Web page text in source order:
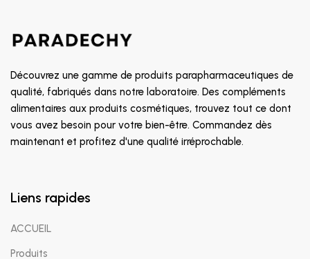
Découvrez une gamme de produits parapharmaceutiques de
qualité, fabriqués dans notre laboratoire. Des compléments
alimentaires aux produits cosmétiques, trouvez tout ce dont
vous avez besoin pour votre bien-être. Commandez dès
maintenant et profitez d'une qualité irréprochable.
Liens rapides
ACCUEIL
Produits